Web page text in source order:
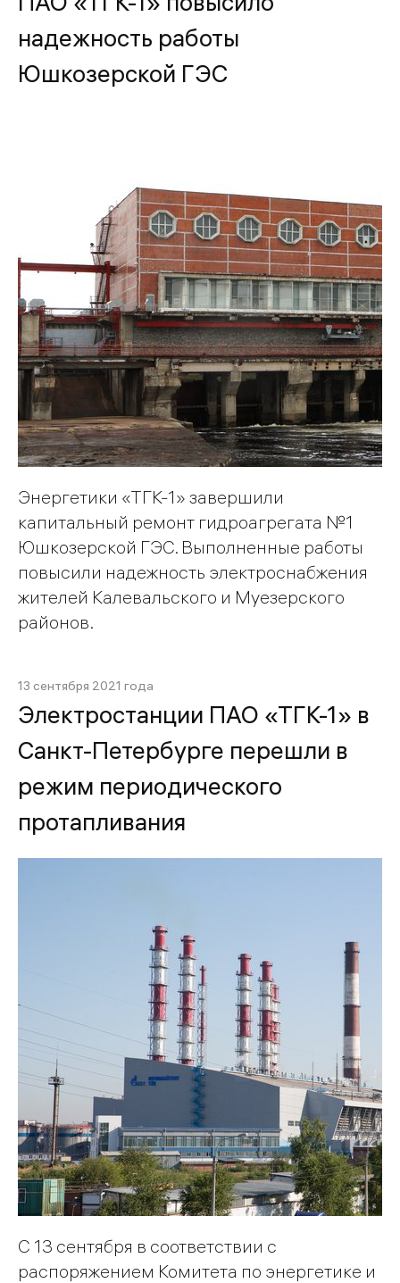
надежность работы
Юшкозерской ГЭС
Энергетики «ТГК-1» завершили
капитальный ремонт гидроагрегата №1
Юшкозерской ГЭС. Выполненные работы
повысили надежность электроснабжения
жителей Калевальского и Муезерского
районов.
13 сентября 2021 года
Электростанции ПАО «ТГК-1» в
Санкт-Петербурге перешли в
режим периодического
протапливания
С 13 сентября в соответствии с
распоряжением Комитета по энергетике и